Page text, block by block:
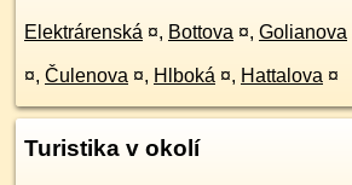
Elektrárenská ¤, Bottova ¤, Golianova
¤, Čulenova ¤, Hlboká ¤, Hattalova ¤
Turistika v okolí